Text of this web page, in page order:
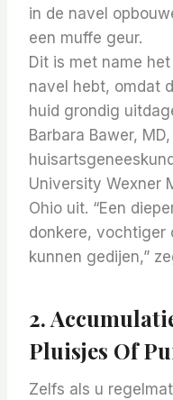
in de navel
een muffe geur.
Dit is met name
navel hebt, omdat
huid grondig
Barbara Bawer,
University Wexner
Ohio uit. “Een
donkere, vochtiger
kunnen gedijen,”
2.
Pluisjes Of
Zelfs als u